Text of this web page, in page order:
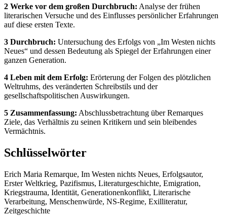
2 Werke vor dem großen Durchbruch: Analyse der frühen
literarischen Versuche und des Einflusses persönlicher Erfahrungen
auf diese ersten Texte.
3 Durchbruch: Untersuchung des Erfolgs von „Im Westen nichts
Neues“ und dessen Bedeutung als Spiegel der Erfahrungen einer
ganzen Generation.
4 Leben mit dem Erfolg: Erörterung der Folgen des plötzlichen
Weltruhms, des veränderten Schreibstils und der
gesellschaftspolitischen Auswirkungen.
5 Zusammenfassung: Abschlussbetrachtung über Remarques
Ziele, das Verhältnis zu seinen Kritikern und sein bleibendes
Vermächtnis.
Schlüsselwörter
Erich Maria Remarque, Im Westen nichts Neues, Erfolgsautor,
Erster Weltkrieg, Pazifismus, Literaturgeschichte, Emigration,
Kriegstrauma, Identität, Generationenkonflikt, Literarische
Verarbeitung, Menschenwürde, NS-Regime, Exilliteratur,
Zeitgeschichte